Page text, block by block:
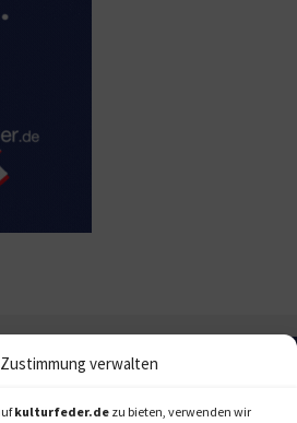
verwalten
kulturfeder.de zu bieten, verwenden wir